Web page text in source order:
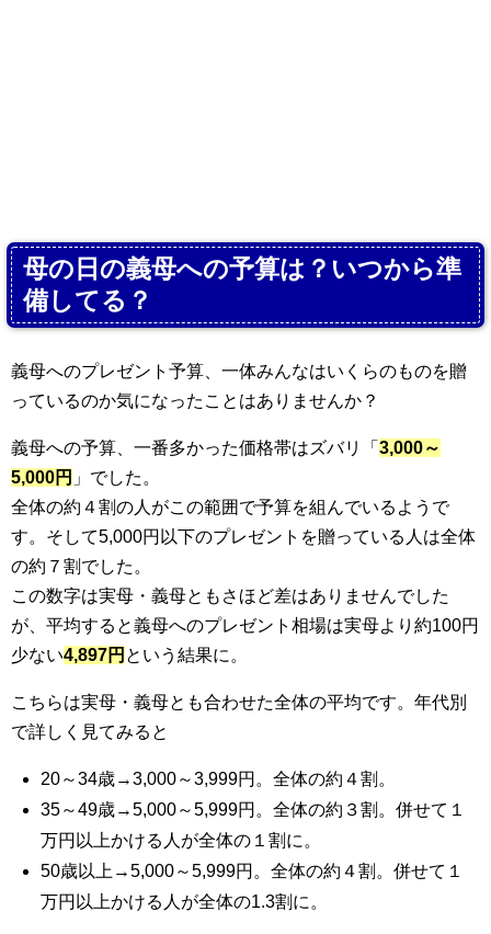
母の日の義母への予算は？いつから準
備してる？
義母へのプレゼント予算、一体みんなはいくらのものを贈
っているのか気になったことはありませんか？
義母への予算、一番多かった価格帯はズバリ「 3,000～
5,000円 」でした。
全体の約４割の人がこの範囲で予算を組んでいるようで
す。そして5,000円以下のプレゼントを贈っている人は全体
の約７割でした。
この数字は実母・義母ともさほど差はありませんでした
が、平均すると義母へのプレゼント相場は実母より約100円
少ない4,897円 という結果に。
こちらは実母・義母とも合わせた全体の平均です。年代別
で詳しく見てみると
20～34歳→3,000～3,999円。全体の約４割。
35～49歳→5,000～5,999円。全体の約３割。併せて１
万円以上かける人が全体の１割に。
50歳以上→5,000～5,999円。全体の約４割。併せて１
万円以上かける人が全体の1.3割に。